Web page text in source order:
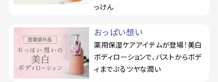
っけん
おっぱい想い
薬用保湿ケアアイテムが登場！美白
ボディローションで、バストからボデ
ィまでぷるツヤな潤い